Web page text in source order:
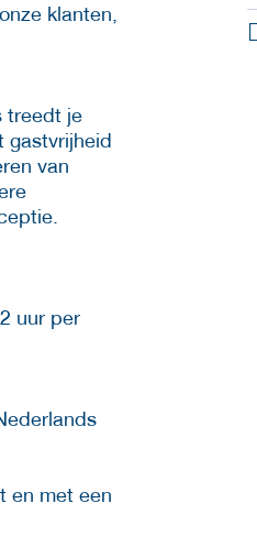
klanten,
treedt je
gastvrijheid
van
uur per
en met een